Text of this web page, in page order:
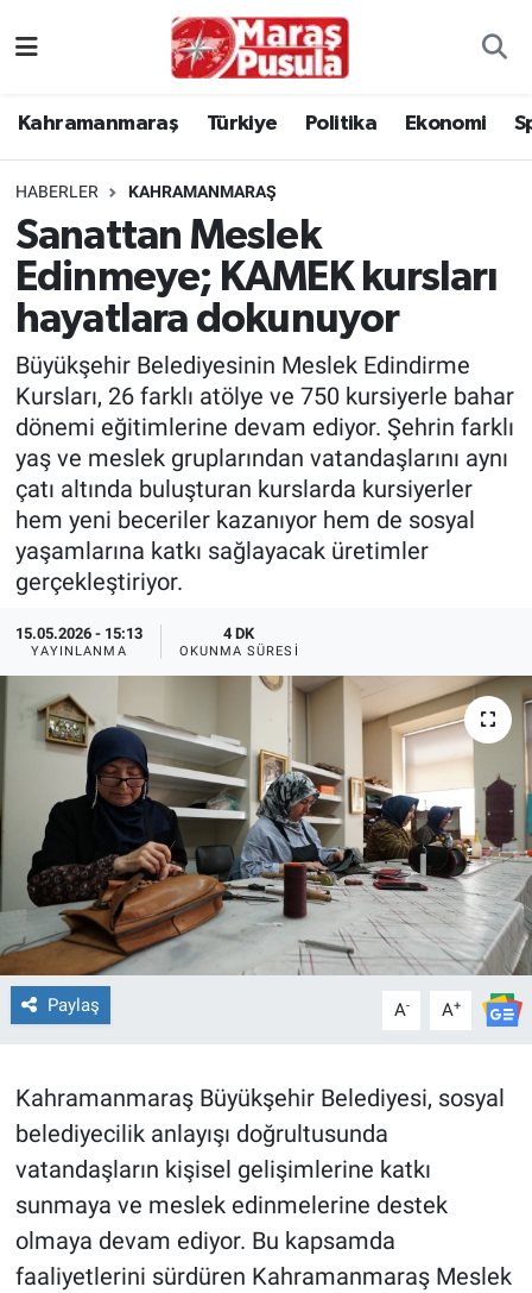
Kahramanmaraş Türkiye Politika Ekonomi
HABERLER KAHRAMANMARAŞ
Sanattan Meslek
Edinmeye; KAMEK kursları
hayatlara dokunuyor
Büyükşehir Belediyesinin Meslek Edindirme
Kursları, 26 farklı atölye ve 750 kursiyerle bahar
dönemi eğitimlerine devam ediyor. Şehrin farklı
yaş ve meslek gruplarından vatandaşlarını aynı
çatı altında buluşturan kurslarda kursiyerler
hem yeni beceriler kazanıyor hem de sosyal
yaşamlarına katkı sağlayacak üretimler
gerçekleştiriyor.
15.05.2026 - 15:13
YAYINLANMA
4 DK
OKUNMA SÜRESI
Paylaş A- A+
Kahramanmaraş Büyükşehir Belediyesi, sosyal
belediyecilik anlayışı doğrultusunda
vatandaşların kişisel gelişimlerine katkı
sunmaya ve meslek edinmelerine destek
olmaya devam ediyor. Bu kapsamda
faaliyetlerini sürdüren Kahramanmaraş Meslek
Politika
Ekonomi
Spor
Kültür Sanat
Sağlık
TEKNOLOJİ
Dünya
İlçeler
MAGAZİN
Bilim, Teknoloji
ASAYİŞ
ÇEVRE
HABERDE İNSAN
BİLİM VE TEKNOLOJİ
Güvenlik
Bölge
İstanbul Trafik Yoğunluk Haritası
Süper Lig Puan Durumu ve Fikstür
Tüm Manşetler
Son Dakika Haberleri
Haber Arşivi